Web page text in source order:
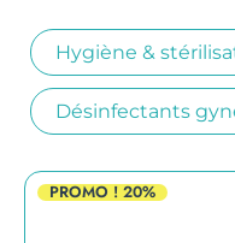
PROMO !20%